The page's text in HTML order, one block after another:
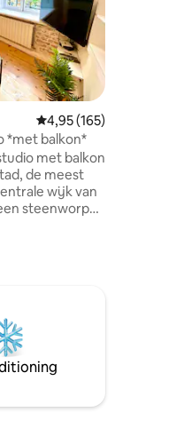
478 recensies
Gemiddelde
4,95 (165)
*met balkon*
met balkon
de meest
wijk van
steenworp
van de stad,
lopen van de
van
uitvalsbasis
hier kun je
van de